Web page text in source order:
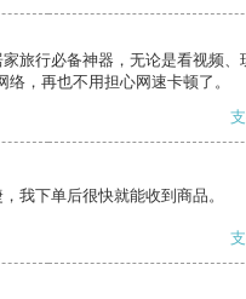
旅行必备神器，无论是看视频、
，再也不用担心网速卡顿了。
我下单后很快就能收到商品。